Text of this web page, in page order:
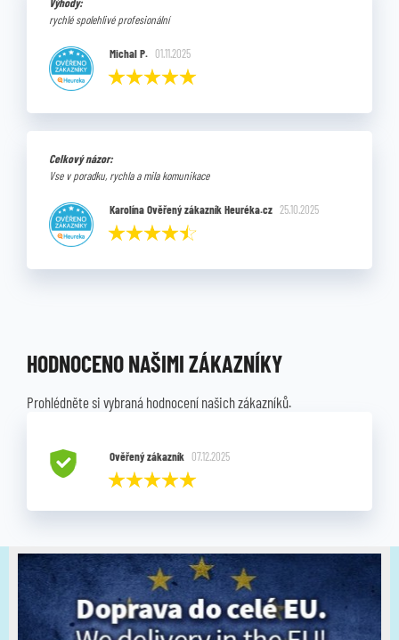
Výhody:
rychlé spolehlivé profesionální
Michal P. 01.11.2025
Celkový názor:
Vse v poradku, rychla a mila komunikace
Karolína Ověřený zákazník Heuréka.cz 25.10.2025
HODNOCENO NAŠIMI ZÁKAZNÍKY
Prohlédněte si vybraná hodnocení našich zákazníků.
Ověřený zákazník 07.12.2025